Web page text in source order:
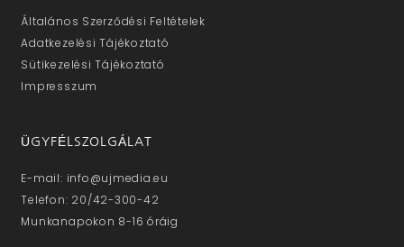
Általános Szerződési Feltételek
Adatkezelési Tájékoztató
Sütikezelési Tájékoztató
Impresszum
ÜGYFÉLSZOLGÁLAT
E-mail: info@ujmedia.eu
Telefon: 20/42-300-42
Munkanapokon 8-16 óráig